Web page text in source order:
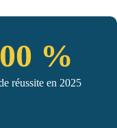
%
réussite en 2025